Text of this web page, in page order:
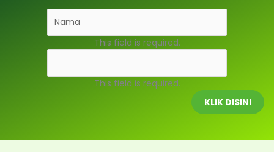
This field is required.
This field is required.
KLIK DISINI